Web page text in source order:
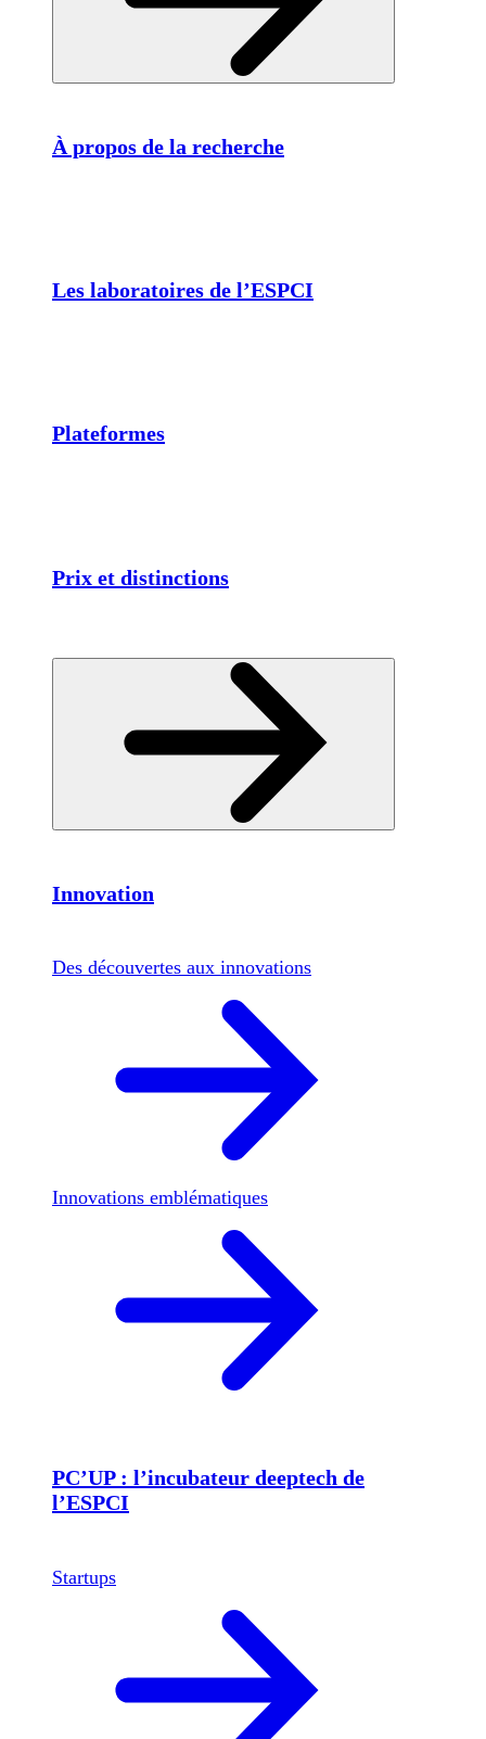
À propos de la recherche
Les laboratoires de l’ESPCI
Plateformes
Prix et distinctions
Innovation
Des découvertes aux innovations
Innovations emblématiques
PC’UP : l’incubateur deeptech de
l’ESPCI
Startups